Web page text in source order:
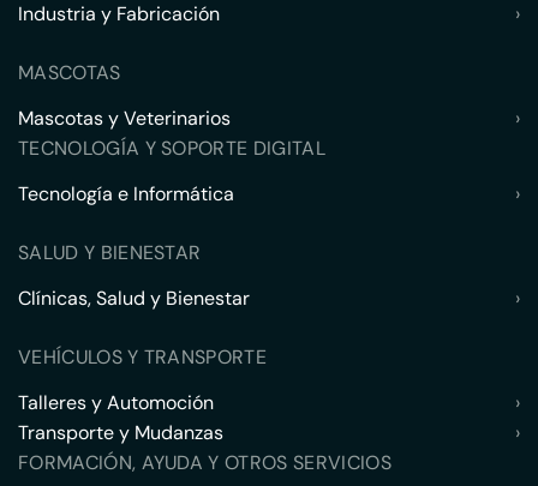
Industria y Fabricación
›
MASCOTAS
Mascotas y Veterinarios
›
TECNOLOGÍA Y SOPORTE DIGITAL
Tecnología e Informática
›
SALUD Y BIENESTAR
Clínicas, Salud y Bienestar
›
VEHÍCULOS Y TRANSPORTE
Talleres y Automoción
›
Transporte y Mudanzas
›
FORMACIÓN, AYUDA Y OTROS SERVICIOS